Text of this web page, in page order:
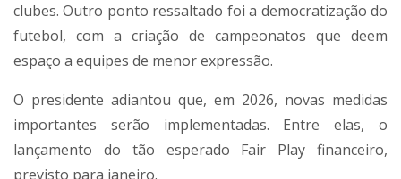
clubes. Outro ponto ressaltado foi a democratização do
futebol, com a criação de campeonatos que deem
espaço a equipes de menor expressão.
O presidente adiantou que, em 2026, novas medidas
importantes serão implementadas. Entre elas, o
lançamento do tão esperado Fair Play financeiro,
previsto para janeiro.